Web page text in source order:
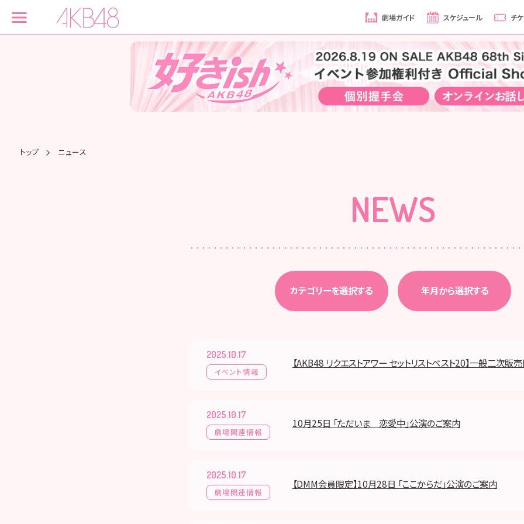
劇場ガイド スケジュール チ
トップ ニュース
NEWS
カテゴリーを選択する 年月から選択する
2025.10.17
イベント情報
【AKB48 リクエストアワー セットリストベスト20】一般二次販
2025.10.17
劇場関連情報
10月25日 「ただいま 恋愛中」公演のご案内
2025.10.17
劇場関連情報
【DMM会員限定】10月28日 「ここからだ」公演のご案内